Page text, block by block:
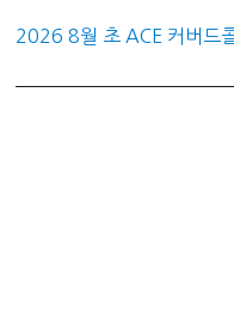
2026 8월 초 ACE 커버드